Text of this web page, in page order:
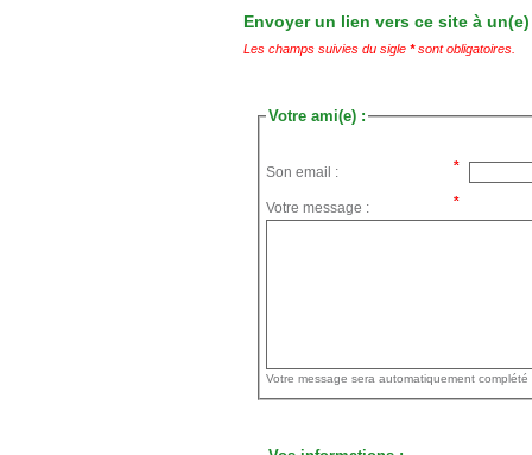
Envoyer un lien vers ce site à
Les champs suivies du sigle *sont obligatoires.
Votre ami(e) :
Son email :
Votre message :